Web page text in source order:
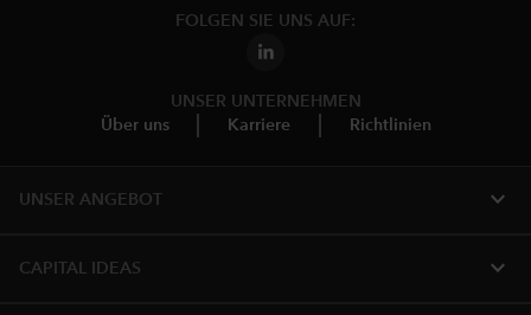
FOLGEN SIE UNS AUF:
UNSER UNTERNEHMEN
Über uns
Karriere Richtlinien
UNSER ANGEBOT expand_more
CAPITAL IDEAS expand_more